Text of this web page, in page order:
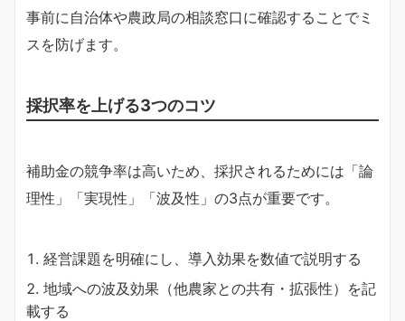
事前に自治体や農政局の相談窓口に確認することでミ
スを防げます。
採択率を上げる3つのコツ
補助金の競争率は高いため、採択されるためには「論
理性」「実現性」「波及性」の3点が重要です。
経営課題を明確にし、導入効果を数値で説明する
地域への波及効果（他農家との共有・拡張性）を記
載する